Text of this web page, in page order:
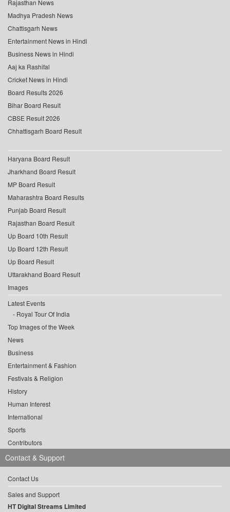
Rajasthan News
Madhya Pradesh News
Chattisgarh News
Entertainment News in Hindi
Business News in Hindi
Aaj ka Rashifal
Cricket News in Hindi
Board Results 2026
Bihar Board Result
CBSE Result 2026
Chhattisgarh Board Result
Haryana Board Result
Jharkhand Board Result
MP Board Result
Maharashtra Board Results
Punjab Board Result
Rajasthan Board Result
Up Board 10th Result
Up Board 12th Result
Up Board Result
Uttarakhand Board Result
Images
Latest Events
Royal Tour Of India
Top Images of the Week
News
Business
Entertainment & Fashion
Festivals & Religion
History
Human Interest
International
Sports
Contributors
Contact & Support
Contact Us
Sales and Support
HT Digital Streams Limited